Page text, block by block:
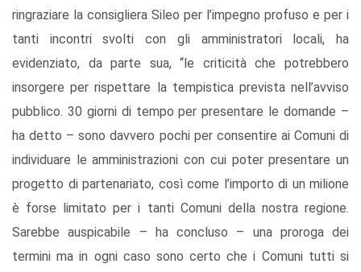
ringraziare la consigliera Sileo per l’impegno profuso e per i
tanti incontri svolti con gli amministratori locali, ha
evidenziato, da parte sua, “le criticità che potrebbero
insorgere per rispettare la tempistica prevista nell’avviso
pubblico. 30 giorni di tempo per presentare le domande –
ha detto – sono davvero pochi per consentire ai Comuni di
individuare le amministrazioni con cui poter presentare un
progetto di partenariato, così come l’importo di un milione
è forse limitato per i tanti Comuni della nostra regione.
Sarebbe auspicabile – ha concluso – una proroga dei
termini ma in ogni caso sono certo che i Comuni tutti si